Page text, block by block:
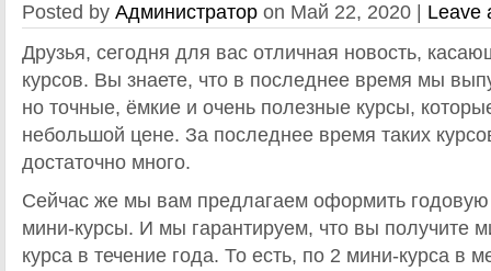
Posted by Администратор on Май 22, 2020 | Leave
Друзья, сегодня для вас отличная новость,
курсов. Вы знаете, что в последнее время мы
но точные, ёмкие и очень полезные курсы,
небольшой цене. За последнее время таких
достаточно много.
Сейчас же мы вам предлагаем оформить годовую
мини-курсы. И мы гарантируем, что вы получите
курса в течение года. То есть, по 2 мини-курса в